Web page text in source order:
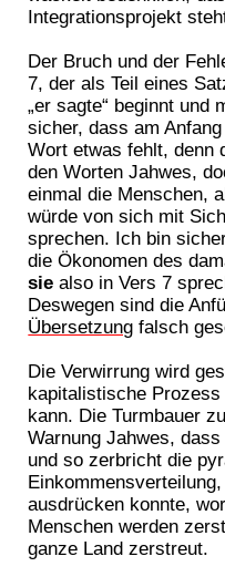
Integrationsprojekt
Der Bruch und der
7, der als Teil eines
„er sagte“ beginnt und
sicher, dass am
Wort etwas fehlt, denn
den Worten Jahwes,
einmal die Menschen,
würde von sich mit
sprechen. Ich bin
die Ökonomen des
sie also in Vers 7
Deswegen sind die
Übersetzung falsch
Die Verwirrung wird
kapitalistische
kann. Die Turmbauer
Warnung Jahwes,
und so zerbricht die
ausdrücken konnte,
Menschen werden
ganze Land zerstreut.